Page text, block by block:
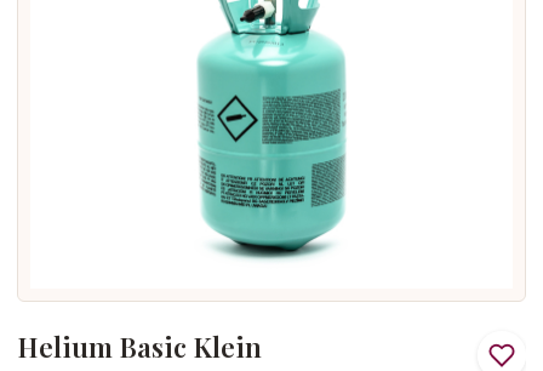
Helium Basic Klein